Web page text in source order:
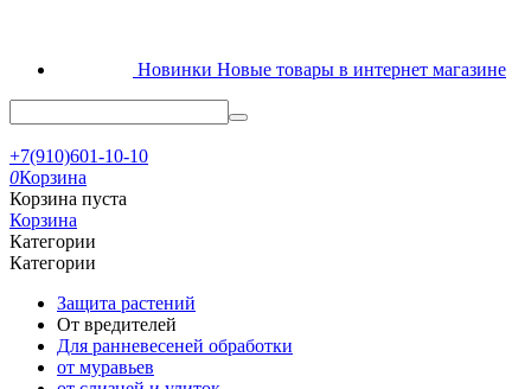
Новинки Новые товары в интернет магазине
+7(910)601-10-10
0Корзина
Корзина пуста
Корзина
Категории
Категории
Защита растений
От вредителей
Для ранневесеней обработки
от муравьев